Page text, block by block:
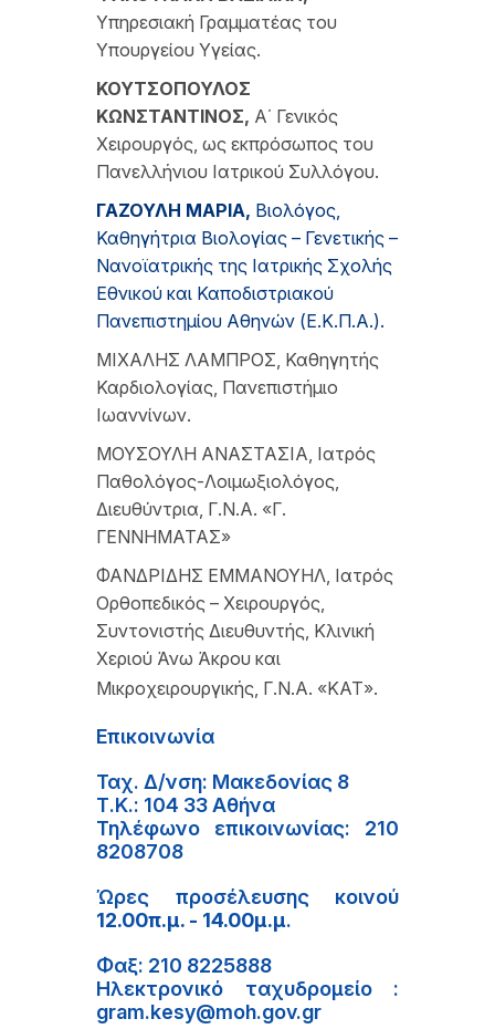
Υπηρεσιακή Γραμματέας του
Υπουργείου Υγείας.
ΚΟΥΤΣΟΠΟΥΛΟΣ
ΚΩΝΣΤΑΝΤΙΝΟΣ, Α΄ Γενικός
Χειρουργός, ως εκπρόσωπος του
Πανελλήνιου Ιατρικού Συλλόγου.
ΓΑΖΟΥΛΗ ΜΑΡΙΑ, Βιολόγος,
Καθηγήτρια Βιολογίας – Γενετικής –
Νανοϊατρικής της Ιατρικής Σχολής
Εθνικού και Καποδιστριακού
Πανεπιστημίου Αθηνών (Ε.Κ.Π.Α.).
ΜΙΧΑΛΗΣ ΛΑΜΠΡΟΣ, Καθηγητής
Καρδιολογίας, Πανεπιστήμιο
Ιωαννίνων.
ΜΟΥΣΟΥΛΗ ΑΝΑΣΤΑΣΙΑ, Ιατρός
Παθολόγος-Λοιμωξιολόγος,
Διευθύντρια, Γ.Ν.Α. «Γ.
ΓΕΝΝΗΜΑΤΑΣ»
ΦΑΝΔΡΙΔΗΣ ΕΜΜΑΝΟΥΗΛ, Ιατρός
Ορθοπεδικός – Χειρουργός,
Συντονιστής Διευθυντής, Κλινική
Χεριού Άνω Άκρου και
Μικροχειρουργικής, Γ.Ν.Α. «ΚΑΤ».
Επικοινωνία
Ταχ. Δ/νση: Μακεδονίας 8
Τ.Κ.: 104 33 Αθήνα
Τηλέφωνο επικοινωνίας: 210
8208708
Ώρες προσέλευσης κοινού
12.00π.μ. - 14.00μ.μ.
Φαξ: 210 8225888
Ηλεκτρονικό ταχυδρομείο :
gram.kesy@moh.gov.gr